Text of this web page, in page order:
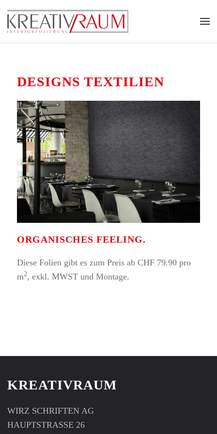
Zum Hauptinhalt springen
DESIGNS TEXTILIEN
ORGANISCHES FEELING.
Diese Folien gibt es zum Preis ab CHF 79.90 pro
m2, exkl. MWST und Montage.
KREATIVRAUM
WIRZ SCHRIFTEN AG
HAUPTSTRASSE 26